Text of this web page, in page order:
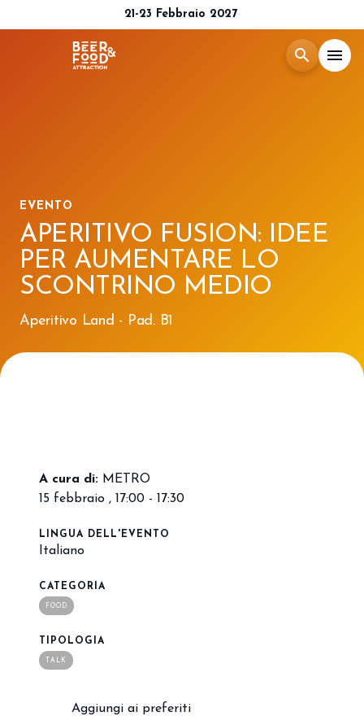
21-23 Febbraio 2027
search menu
Visita arrow_right
Media Room
CATALOGO 2026
EVENTO
APERITIVO FUSION: IDEE
PER AUMENTARE LO
SCONTRINO MEDIO
Aperitivo Land - Pad. B1
A cura di: METRO
15 febbraio , 17:00 - 17:30
LINGUA DELL'EVENTO
Italiano
CATEGORIA
FOOD
TIPOLOGIA
TALK
Aggiungi ai preferiti